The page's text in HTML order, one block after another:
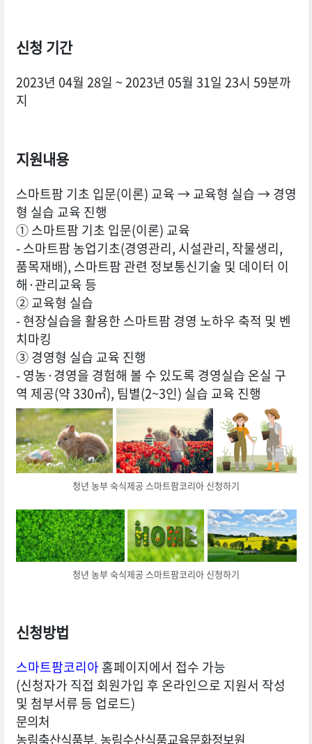
신청 기간
2023년 04월 28일 ~ 2023년 05월 31일 23시 59분까
지
지원내용
스마트팜 기초 입문(이론) 교육 → 교육형 실습 → 경영
형 실습 교육 진행
① 스마트팜 기초 입문(이론) 교육
- 스마트팜 농업기초(경영관리, 시설관리, 작물생리,
품목재배), 스마트팜 관련 정보통신기술 및 데이터 이
해·관리교육 등
② 교육형 실습
- 현장실습을 활용한 스마트팜 경영 노하우 축적 및 벤
치마킹
③ 경영형 실습 교육 진행
- 영농·경영을 경험해 볼 수 있도록 경영실습 온실 구
역 제공(약 330㎡), 팀별(2~3인) 실습 교육 진행
청년 농부 숙식제공 스마트팜코리아 신청하기
청년 농부 숙식제공 스마트팜코리아 신청하기
신청방법
스마트팜코리아 홈페이지에서 접수 가능
(신청자가 직접 회원가입 후 온라인으로 지원서 작성
및 첨부서류 등 업로드)
문의처
농림축산식품부, 농림수산식품교육문화정보원